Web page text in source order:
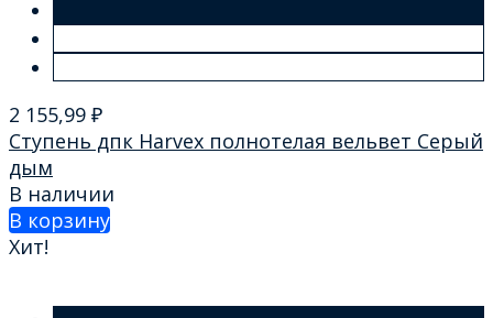
2 155,99 ₽
Ступень дпк Harvex полнотелая вельвет Серый
дым
В наличии
В корзину
Хит!